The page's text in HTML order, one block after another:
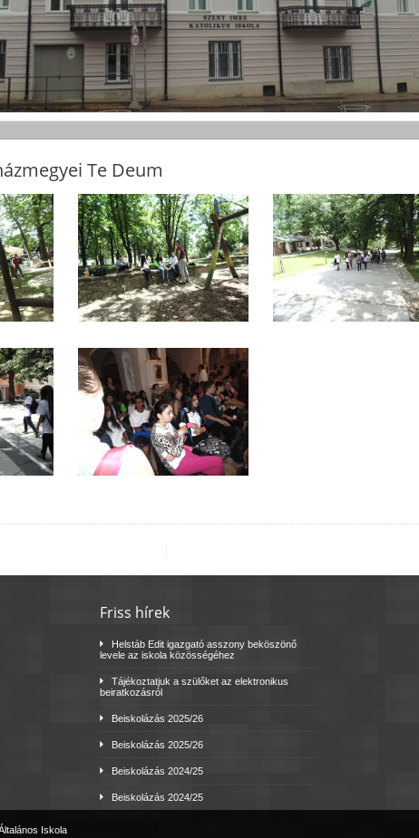
Te Deum
Friss hírek
Helstáb Edit igazgató asszony beköszönő
levele az iskola közösségéhez
Tájékoztatjuk a szülőket az elektronikus
beiratkozásról
Beiskolázás 2025/26
Beiskolázás 2025/26
Beiskolázás 2024/25
Beiskolázás 2024/25
Iskola